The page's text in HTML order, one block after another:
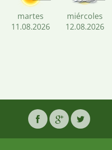
martes
11.08.2026
miércoles
12.08.2026